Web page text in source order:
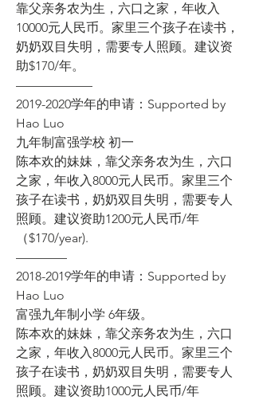
靠父亲务农为生，六口之家，年收入
10000元人民币。家里三个孩子在读书，
奶奶双目失明，需要专人照顾。建议资
助$170/年。
——————
2019-2020学年的申请：Supported by
Hao Luo
九年制富强学校 初一
陈本欢的妹妹，靠父亲务农为生，六口
之家，年收入8000元人民币。家里三个
孩子在读书，奶奶双目失明，需要专人
照顾。建议资助1200元人民币/年
（$170/year).
————
2018-2019学年的申请：Supported by
Hao Luo
富强九年制小学 6年级。
陈本欢的妹妹，靠父亲务农为生，六口
之家，年收入8000元人民币。家里三个
孩子在读书，奶奶双目失明，需要专人
照顾。建议资助1000元人民币/年